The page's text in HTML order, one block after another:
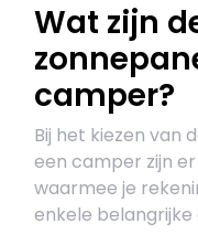
Wat zijn
camper?
Bij het kiezen van
een camper zijn
waarmee je
enkele